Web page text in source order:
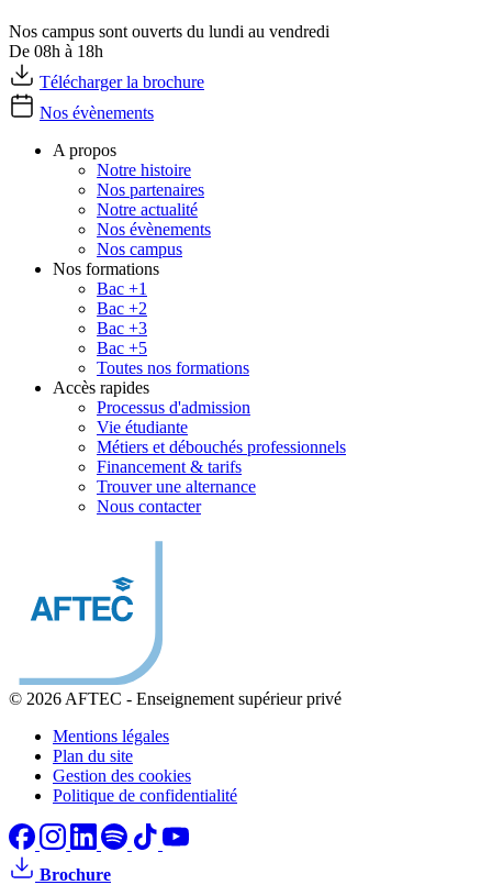
Nos campus sont ouverts du lundi au vendredi
De 08h à 18h
Télécharger la brochure
Nos évènements
A propos
Notre histoire
Nos partenaires
Notre actualité
Nos évènements
Nos campus
Nos formations
Bac +1
Bac +2
Bac +3
Bac +5
Toutes nos formations
Accès rapides
Processus d'admission
Vie étudiante
Métiers et débouchés professionnels
Financement & tarifs
Trouver une alternance
Nous contacter
© 2026 AFTEC - Enseignement supérieur privé
Mentions légales
Plan du site
Gestion des cookies
Politique de confidentialité
Brochure